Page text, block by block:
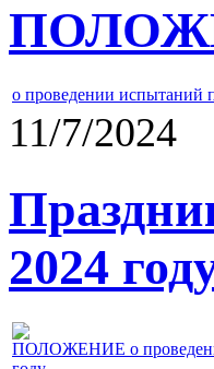
о проведении испытаний
11/7/2024
2024
ПОЛОЖЕНИЕ о проведении